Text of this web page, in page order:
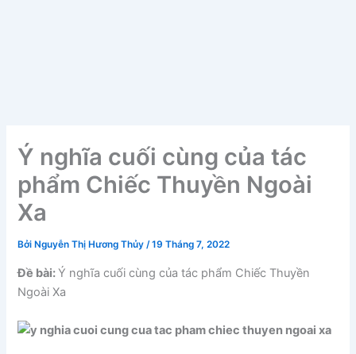
Ý nghĩa cuối cùng của tác
phẩm Chiếc Thuyền Ngoài
Xa
Bởi Nguyễn Thị Hương Thủy/19 Tháng 7, 2022
Đề bài:Ý nghĩa cuối cùng của tác phẩm Chiếc Thuyền
Ngoài Xa